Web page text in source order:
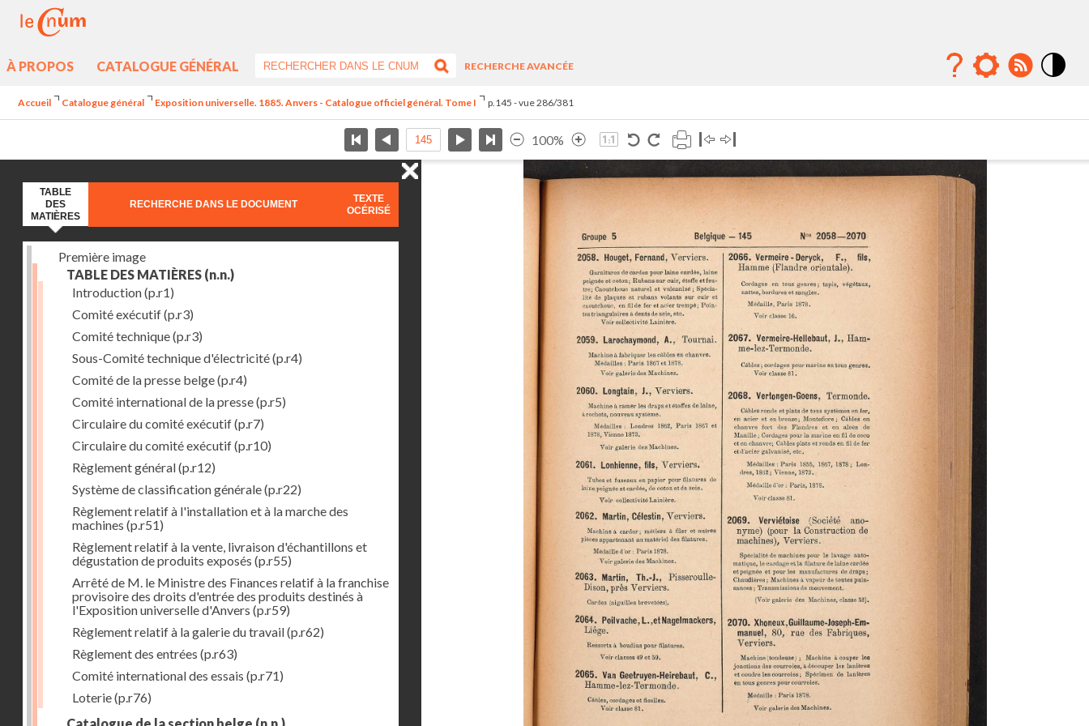
À PROPOS CATALOGUE GÉNÉRAL
RECHERCHE AVANCÉE
Accueil Catalogue général Exposition universelle. 1885. Anvers - Catalogue officiel général. Tome I p.145 - vue 286/381
100%
TABLE
DES
MATIÈRES
RECHERCHE DANS LE DOCUMENT
TEXTE
OCÉRISÉ
Première image
TABLE DES MATIÈRES (n.n.)
Introduction(p.r1)
Comité exécutif(p.r3)
Comité technique(p.r3)
Sous-Comité technique d'électricité(p.r4)
Comité de la presse belge(p.r4)
Comité international de la presse(p.r5)
Circulaire du comité exécutif(p.r7)
Circulaire du comité exécutif(p.r10)
Règlement général(p.r12)
Système de classification générale(p.r22)
Règlement relatif à l'installation et à la marche des
machines (p.r51)
Règlement relatif à la vente, livraison d'échantillons et
dégustation de produits exposés (p.r55)
Arrêté de M. le Ministre des Finances relatif à la franchise
provisoire des droits d'entrée des produits destinés à
l'Exposition universelle d'Anvers (p.r59)
Règlement relatif à la galerie du travail(p.r62)
Règlement des entrées (p.r63)
Comité international des essais (p.r71)
Loterie(p.r76)